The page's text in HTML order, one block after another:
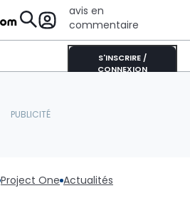
avis en
commentaire
S'INSCRIRE /
CONNEXION
Project One Actualités